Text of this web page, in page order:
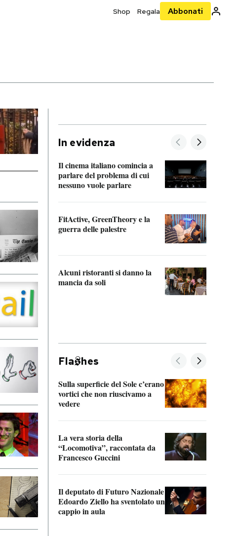
Shop Regala Abbonati
In evidenza
Il cinema italiano comincia a
parlare del problema di cui
nessuno vuole parlare
FitActive, GreenTheory e la
guerra delle palestre
Alcuni ristoranti si danno la
mancia da soli
Fla hes
Sulla superficie del Sole c’erano
vortici che non riuscivamo a
vedere
La vera storia della
“Locomotiva”, raccontata da
Francesco Guccini
Il deputato di Futuro Nazionale
Edoardo Ziello ha sventolato un
cappio in aula